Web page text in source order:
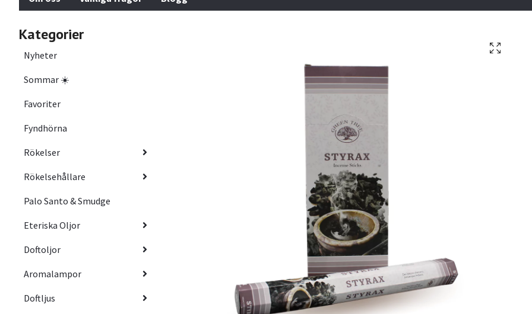
Kategorier
Nyheter
Sommar ☀️
Favoriter
Fyndhörna
Rökelser
Rökelsehållare
Palo Santo & Smudge
Eteriska Oljor
Doftoljor
Aromalampor
Doftljus